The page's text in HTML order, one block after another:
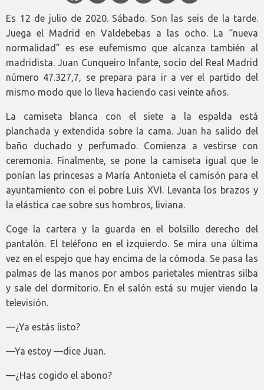
Es 12 de julio de 2020. Sábado. Son las seis de la tarde.
Juega el Madrid en Valdebebas a las ocho. La “nueva
normalidad” es ese eufemismo que alcanza también al
madridista. Juan Cunqueiro Infante, socio del Real Madrid
número 47.327,7, se prepara para ir a ver el partido del
mismo modo que lo lleva haciendo casi veinte años.
La camiseta blanca con el siete a la espalda está
planchada y extendida sobre la cama. Juan ha salido del
baño duchado y perfumado. Comienza a vestirse con
ceremonia. Finalmente, se pone la camiseta igual que le
ponían las princesas a María Antonieta el camisón para el
ayuntamiento con el pobre Luis XVI. Levanta los brazos y
la elástica cae sobre sus hombros, liviana.
Coge la cartera y la guarda en el bolsillo derecho del
pantalón. El teléfono en el izquierdo. Se mira una última
vez en el espejo que hay encima de la cómoda. Se pasa las
palmas de las manos por ambos parietales mientras silba
y sale del dormitorio. En el salón está su mujer viendo la
televisión.
—¿Ya estás listo?
—Ya estoy —dice Juan.
—¿Has cogido el abono?